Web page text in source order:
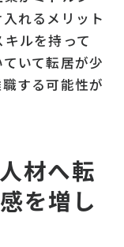
れるメリット
ルを持って
いて転居が少
する可能性が
材へ転
を増し